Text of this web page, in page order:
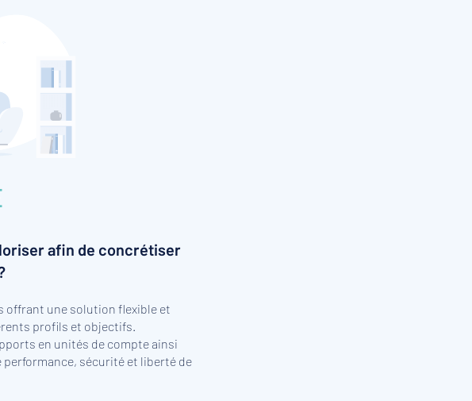
afin de concrétiser
offrant une solution flexible et
profils et objectifs.
en unités de compte ainsi
sécurité et liberté de